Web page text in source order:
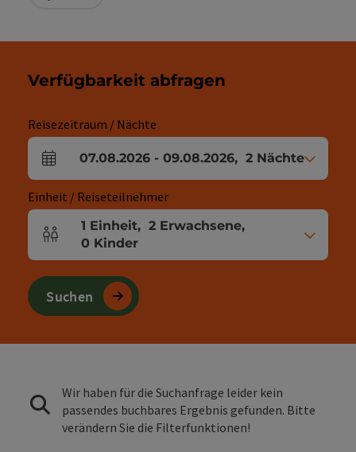
Verfügbarkeit abfragen
Reisezeitraum / Nächte
An- und Abreisefelder
07.08.2026 - 09.08.2026, 2 Nächte
Einheit / Reiseteilnehmer
Einheitenanzahl und Personenfelder
1 Einheit, 2 Erwachsene,
0 Kinder
Suchen
Wir haben für die Suchanfrage leider kein
passendes buchbares Ergebnis gefunden. Bitte
verändern Sie die Filterfunktionen!